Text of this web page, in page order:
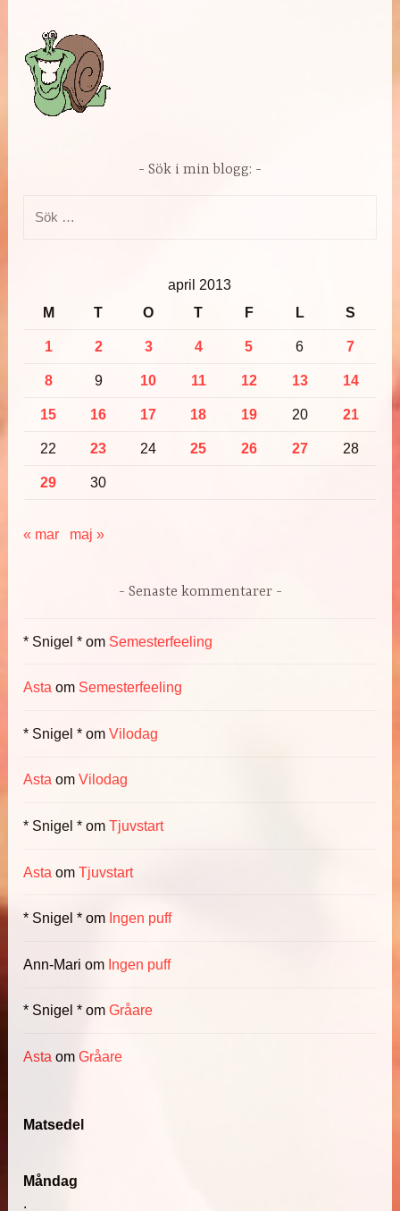
Sök i min blogg:
april 2013
M
T O T F L S
1 2 3 4 5 6 7
8 9 10 11 12 13 14
15 16 17 18 19 20 21
22 23 24 25 26 27 28
29 30
« mar maj »
Senaste kommentarer
* Snigel * om Semesterfeeling
Asta om Semesterfeeling
* Snigel * omVilodag
Asta omVilodag
* Snigel * omTjuvstart
Asta omTjuvstart
* Snigel * om Ingen puff
Ann-Mari om Ingen puff
* Snigel * omGråare
Asta omGråare
Matsedel
Måndag
.